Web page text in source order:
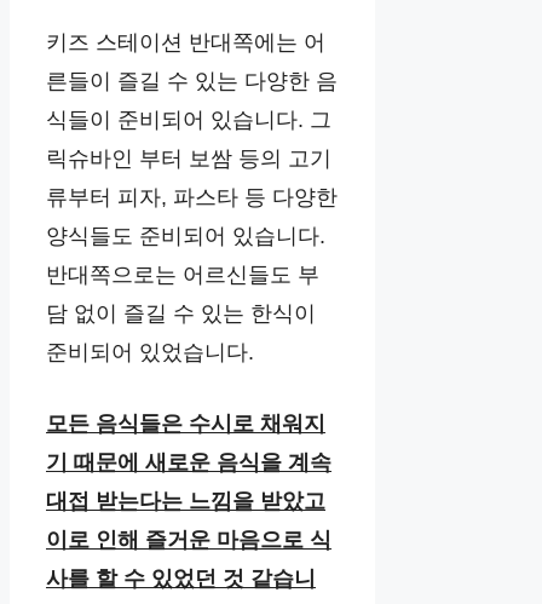
키즈 스테이션 반대쪽에는 어
른들이 즐길 수 있는 다양한 음
식들이 준비되어 있습니다. 그
릭슈바인 부터 보쌈 등의 고기
류부터 피자, 파스타 등 다양한
양식들도 준비되어 있습니다.
반대쪽으로는 어르신들도 부
담 없이 즐길 수 있는 한식이
준비되어 있었습니다.
모든 음식들은 수시로 채워지
기 때문에 새로운 음식을 계속
대접 받는다는 느낌을 받았고
이로 인해 즐거운 마음으로 식
사를 할 수 있었던 것 같습니